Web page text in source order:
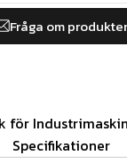
Fråga om
för
Specifikationer